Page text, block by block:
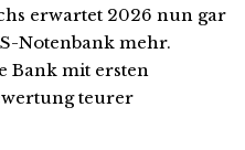
erwartet 2026 nun gar
Notenbank mehr.
Bank mit ersten
teurer